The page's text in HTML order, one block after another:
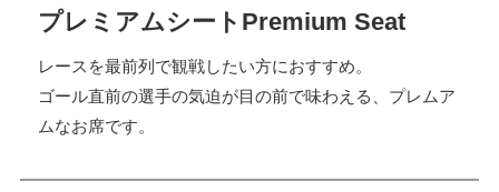
プレミアムシート Premium Seat
レースを最前列で観戦したい方におすすめ。
ゴール直前の選手の気迫が目の前で味わえる、プレムア
ムなお席です。